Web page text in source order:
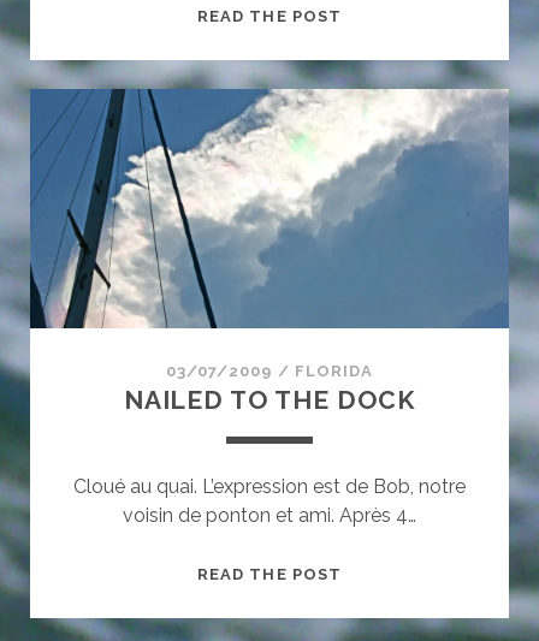
READ THE POST
INDIAN
RIVER
03/07/2009 / FLORIDA
NAILED TO THE DOCK
Cloué au quai. L’expression est de Bob, notre
voisin de ponton et ami. Après 4…
READ THE POST
THE